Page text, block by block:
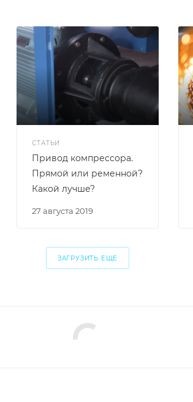
СТАТЬИ
27 августа 2019
Привод компрессора.
Прямой или ременной?
Какой лучше?
ЗАГРУЗИТЬ ЕЩЕ